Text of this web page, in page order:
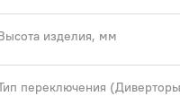
изделия, мм
переключения